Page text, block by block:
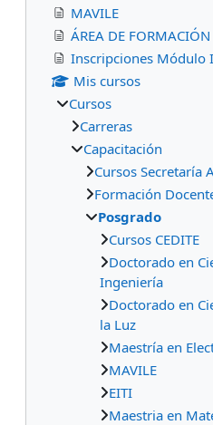
MAVILE
ÁREA DE FORMACIÓN
Inscripciones Módulo
Mis cursos
Cursos
Carreras
Capacitación
Cursos Secretaría
Formación
Posgrado
Cursos CEDITE
Doctorado en
Ingeniería
Doctorado en
la Luz
Maestría en
MAVILE
EITI
Maestria en